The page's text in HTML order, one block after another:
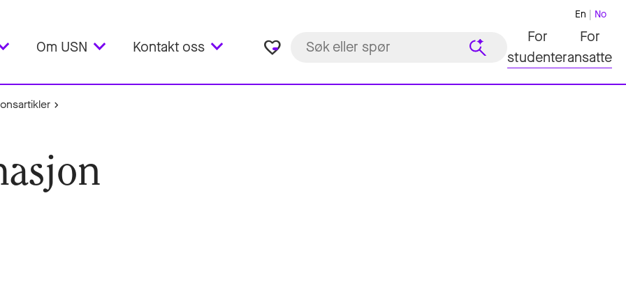
Om USN Kontakt oss favorite_border
En No
For
studenter
For
ansatte